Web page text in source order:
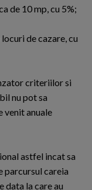
de 10 mp, cu 5%;
de cazare, cu
criteriilor si
nu pot sa
venit anuale
astfel incat sa
parcursul careia
data la care au